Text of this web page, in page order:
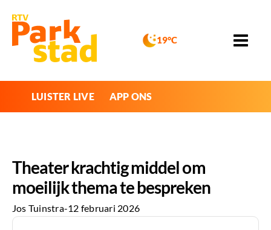
19°C
LUISTER LIVE APP ONS
Theater krachtig middel om
moeilijk thema te bespreken
Jos Tuinstra-12 februari 2026